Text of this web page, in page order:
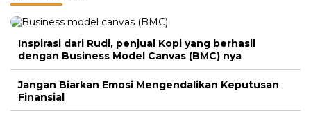
Inspirasi dari Rudi, penjual Kopi yang berhasil
dengan Business Model Canvas (BMC) nya
Jangan Biarkan Emosi Mengendalikan Keputusan
Finansial